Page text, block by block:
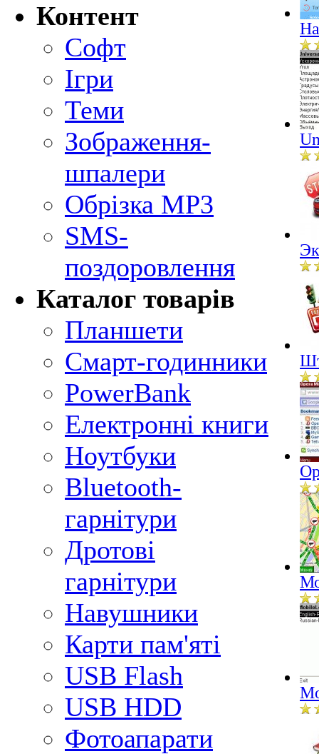
Контент
Софт
Ігри
Теми
Зображення-
шпалери
Обрізка MP3
SMS-
поздоровлення
Каталог товарів
Планшети
Смарт-годинники
PowerBank
Електронні книги
Ноутбуки
Bluetooth-
гарнітури
Дротові
гарнітури
Навушники
Карти пам'яті
USB Flash
USB HDD
Фотоапарати